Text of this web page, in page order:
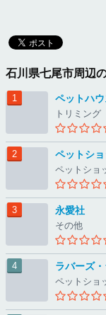
石川県七尾市周辺
ペットハ
トリミング
ペットシ
ペットショ
永愛社
その他
ラバーズ
ペットショ